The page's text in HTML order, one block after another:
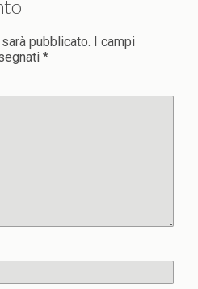
pubblicato. I campi
*